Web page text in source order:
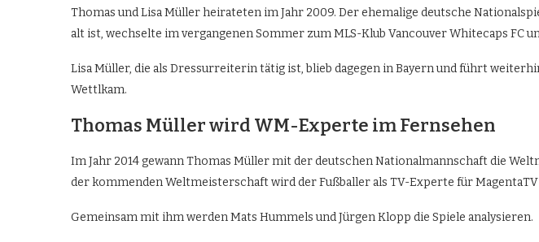
Thomas und Lisa Müller heirateten im Jahr 2009. Der ehemalige deutsche
alt ist, wechselte im vergangenen Sommer zum MLS-Klub Vancouver Whitecaps FC
Lisa Müller, die als Dressurreiterin tätig ist, blieb dagegen in Bayern und führt
Wettlkam.
Thomas Müller wird WM-Experte im Fernsehen
Im Jahr 2014 gewann Thomas Müller mit der deutschen Nationalmannschaft die
der kommenden Weltmeisterschaft wird der Fußballer als TV-Experte für
Gemeinsam mit ihm werden Mats Hummels und Jürgen Klopp die Spiele analysieren.